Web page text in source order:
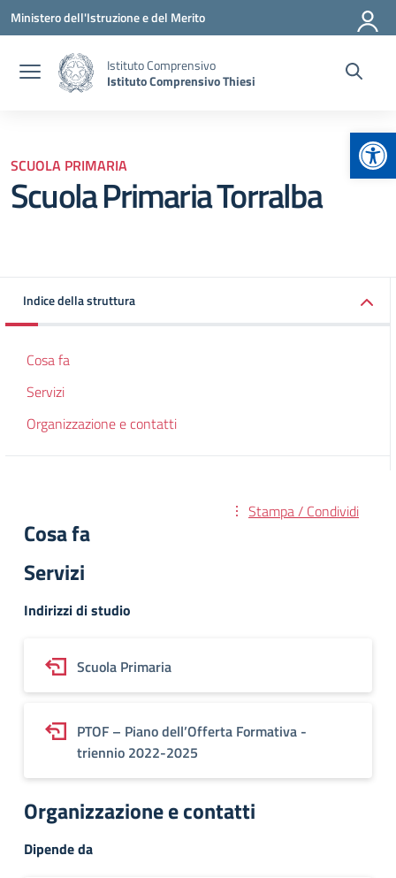
Vai ai contenuti
Vai al menu di navigazione
Vai al footer
Ministero dell'Istruzione e del Merito
Istituto Comprensivo
Istituto Comprensivo Thiesi
SCUOLA PRIMARIA
Scuola Primaria Torralba
Indice della struttura
Cosa fa
Servizi
Organizzazione e contatti
Stampa / Condividi
Cosa fa
Servizi
Indirizzi di studio
Scuola Primaria
PTOF – Piano dell’Offerta Formativa -
triennio 2022-2025
Organizzazione e contatti
Dipende da